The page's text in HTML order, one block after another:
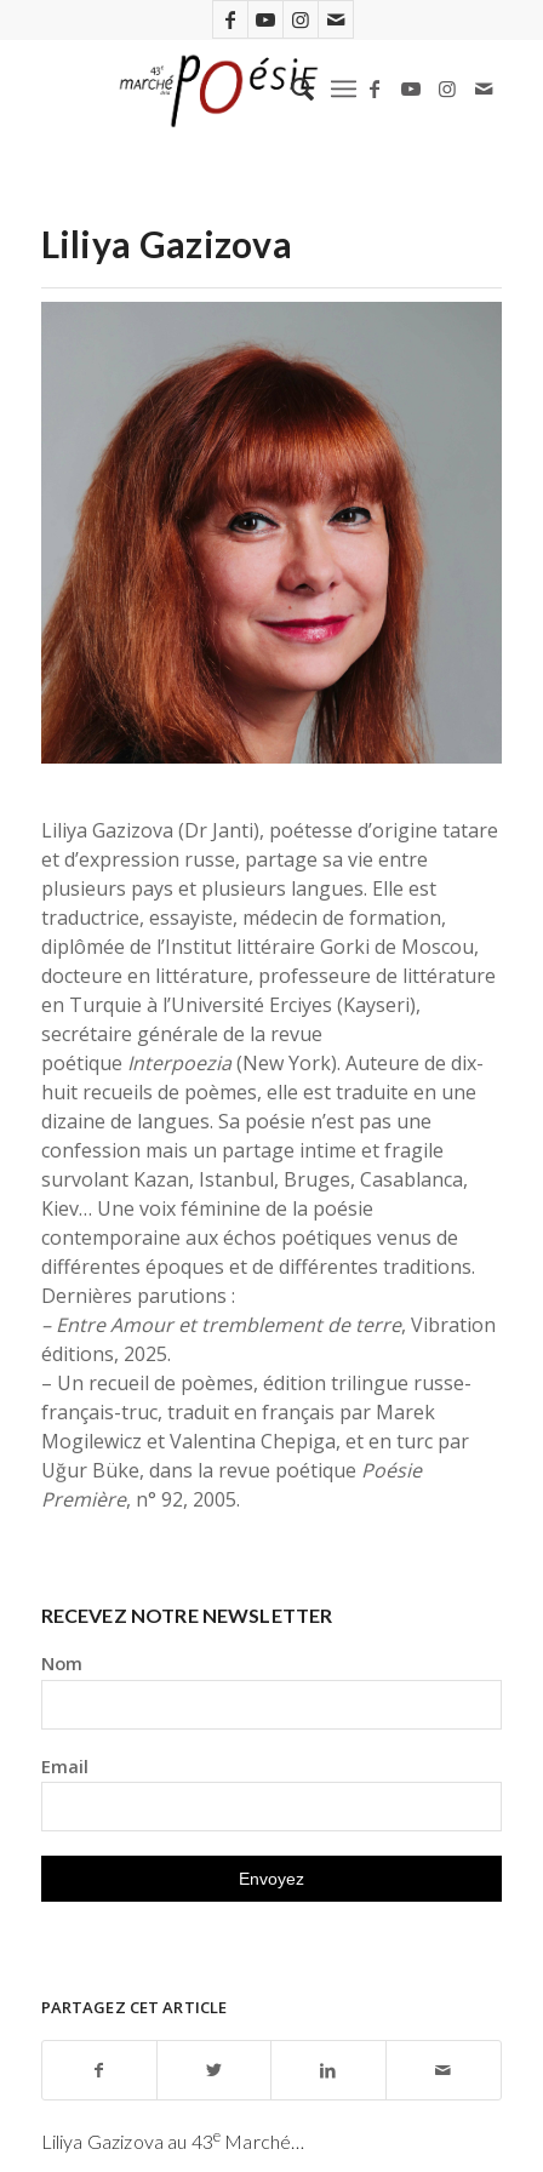
Liliya Gazizova
Liliya Gazizova (Ramil Gali)
Liliya Gazizova (Dr Janti), poétesse d’origine tatare
et d’expression russe, partage sa vie entre
plusieurs pays et plusieurs langues. Elle est
traductrice, essayiste, médecin de formation,
diplômée de l’Institut littéraire Gorki de Moscou,
docteure en littérature, professeure de littérature
en Turquie à l’Université Erciyes (Kayseri),
secrétaire générale de la revue
poétique Interpoezia(New York). Auteure de dix-
huit recueils de poèmes, elle est traduite en une
dizaine de langues. Sa poésie n’est pas une
confession mais un partage intime et fragile
survolant Kazan, Istanbul, Bruges, Casablanca,
Kiev… Une voix féminine de la poésie
contemporaine aux échos poétiques venus de
différentes époques et de différentes traditions.
Dernières parutions :
– Entre Amour et tremblement de terre, Vibration
éditions, 2025.
– Un recueil de poèmes, édition trilingue russe-
français-truc, traduit en français par Marek
Mogilewicz et Valentina Chepiga, et en turc par
Uğur Büke, dans la revue poétique Poésie
Première, n° 92, 2005.
RECEVEZ NOTRE NEWSLETTER
Nom
Email
PARTAGEZ CET ARTICLE
Liliya Gazizova au 43e Marché…